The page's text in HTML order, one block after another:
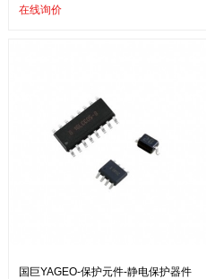
在线询价
国巨YAGEO-保护元件-静电保护器件